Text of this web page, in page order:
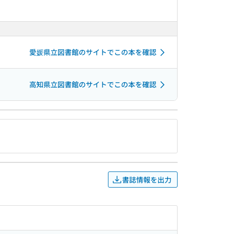
愛媛県立図書館のサイトでこの本を確認
高知県立図書館のサイトでこの本を確認
書誌情報を出力